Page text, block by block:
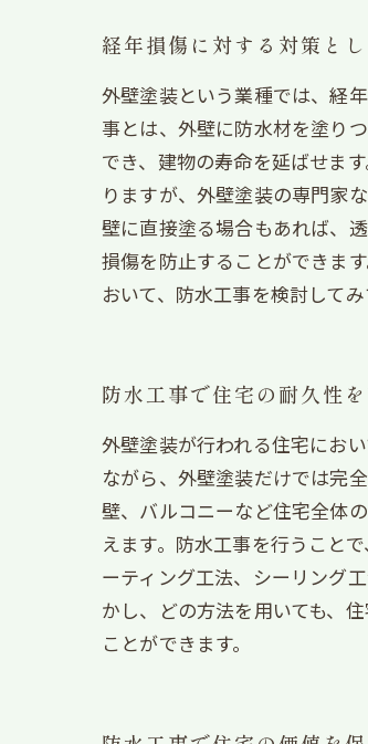
経年損傷に対する対策と
外壁塗装という業種では、経
事とは、外壁に防水材を塗り
でき、建物の寿命を延ばせま
りますが、外壁塗装の専門家
壁に直接塗る場合もあれば、
損傷を防止することができま
おいて、防水工事を検討してみ
防水工事で住宅の耐久性
外壁塗装が行われる住宅にお
ながら、外壁塗装だけでは完
壁、バルコニーなど住宅全体
えます。防水工事を行うこと
ーティング工法、シーリング
かし、どの方法を用いても、
ことができます。